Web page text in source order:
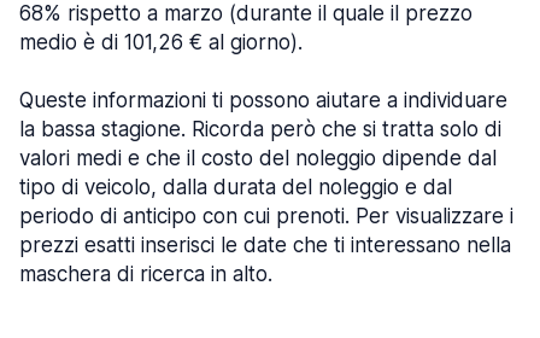
68% rispetto a marzo (durante il quale il prezzo
medio è di 101,26 € al giorno).
Queste informazioni ti possono aiutare a individuare
la bassa stagione. Ricorda però che si tratta solo di
valori medi e che il costo del noleggio dipende dal
tipo di veicolo, dalla durata del noleggio e dal
periodo di anticipo con cui prenoti. Per visualizzare i
prezzi esatti inserisci le date che ti interessano nella
maschera di ricerca in alto.